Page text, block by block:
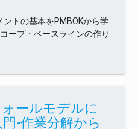
トの基本をPMBOKから学
ープ・ベースラインの作り
ールモデルに
-作業分解から